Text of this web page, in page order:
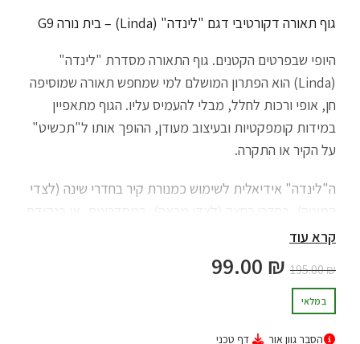
גוף תאורה דקורטיבי דגם "לינדה" (Linda) – בית נורה G9
היופי שבפרטים הקטנים. גוף התאורה מסדרת "לינדה"
(Linda) הוא הפתרון המושלם למי שמחפש תאורה שמוסיפה
חן, אופי ורכות לחלל, מבלי להעמיס עליו. הגוף מתאפיין
במידות קומפקטיות ובעיצוב מעודן, ההופך אותו ל"תכשיט"
על הקיר או התקרה.
ה"לינדה" אידיאלית לשימוש כמנורת קיר בחדרי שינה (לצדי
המיטה), בחדרי רחצה (לצדי מראה), במסדרונות, או כנקודת
אור מעוצבת בסלון. היתרון הגדול של דגם זה הוא השימוש
בבית נורה G9. השימוש בנורה קטנה זו מאפשר לגוף לשמור
על פרופיל דק ואסתטי, ובמקביל מעניק לכם את החופש
לבחור את עוצמת האור וגוון האור (חם/לבן) ולהחליף נורה
קרא עוד
195.00₪
99.00 ₪
במלאי
הסבר גוון אור דף טכני